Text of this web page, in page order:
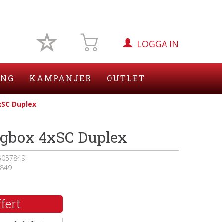
LOGGA IN
KAMPANJER OUTLET
Duplex
4xSC Duplex